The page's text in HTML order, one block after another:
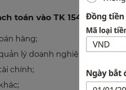
toán vào TK 154 các
hàng;
lý doanh nghiệp;
chính;